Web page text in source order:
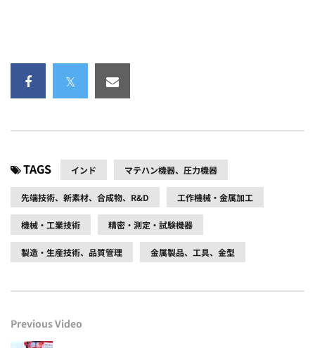
TAGS インド マテハン機器、圧力機器
先端技術、新素材、合成物、R&D 工作機械・金属加工
機械・工業技術 精密・測定・試験機器
製造・生産技術、品質管理 金属製品、工具、金型
Previous Video